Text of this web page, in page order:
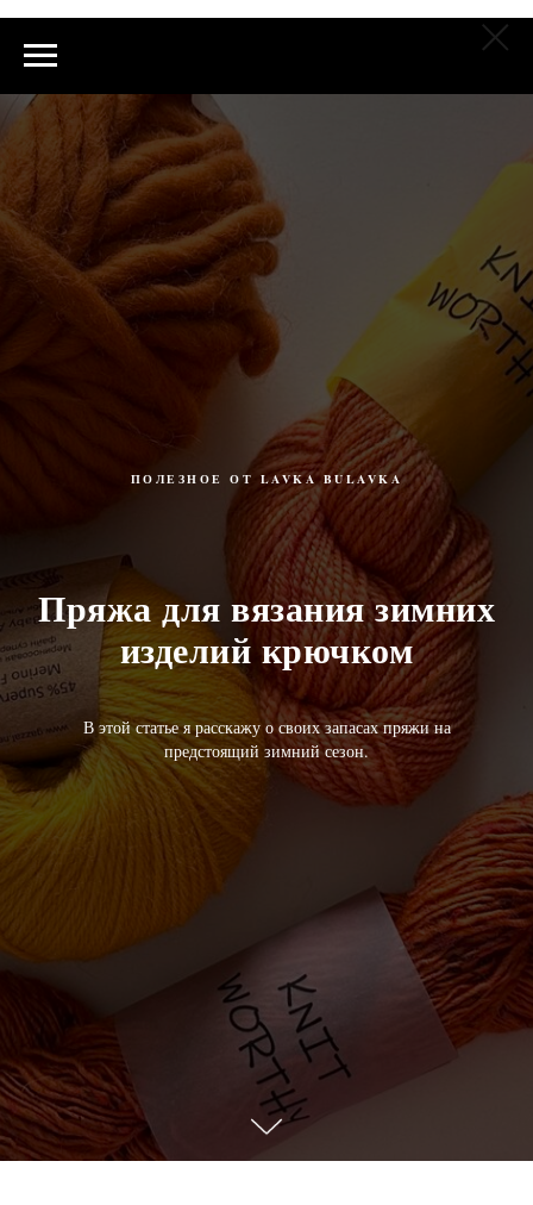
ПОЛЕЗНОЕ ОТ LAVKA BULAVKA
Пряжа для вязания зимних
изделий крючком
В этой статье я расскажу о своих запасах пряжи на
предстоящий зимний сезон.